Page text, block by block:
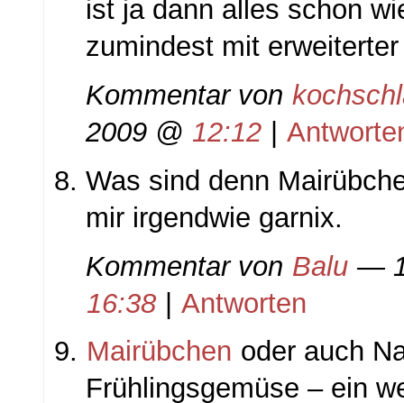
ist ja dann alles schon
zumindest mit
Kommentar von
2009 @ 12:12
Was sind denn
mir irgendwie garnix.
Kommentar von Balu —
16:38 | Antworten
Mairübchen oder auch
Frühlingsgemüse – ein